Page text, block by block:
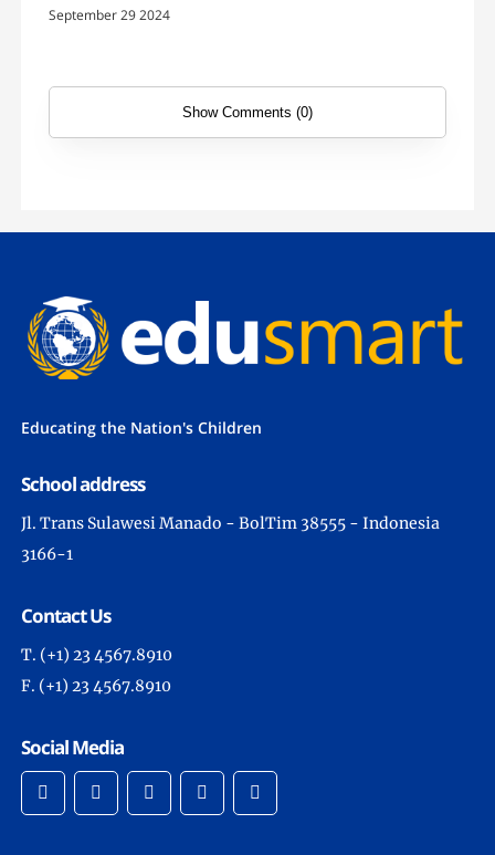
kampus.?
September 29 2024
Show Comments (0)
Educating the Nation's Children
School address
Jl. Trans Sulawesi Manado - BolTim 38555 - Indonesia
3166-1
Contact Us
T. (+1) 23 4567.8910
F. (+1) 23 4567.8910
Social Media